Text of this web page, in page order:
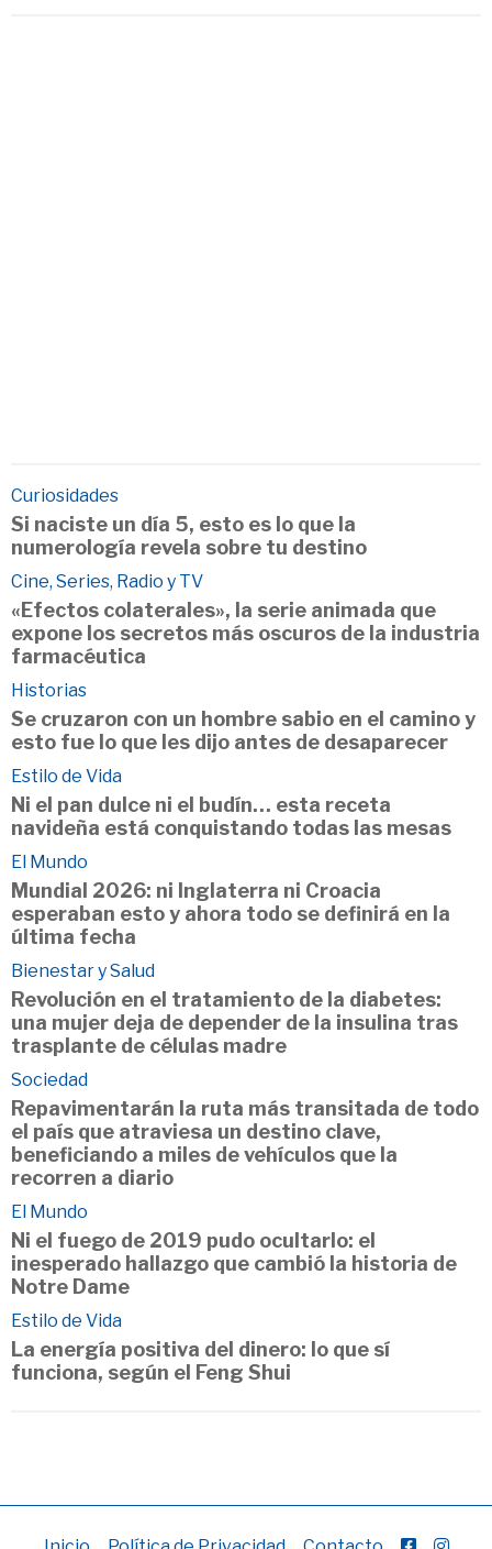
Curiosidades
Si naciste un día 5, esto es lo que la
numerología revela sobre tu destino
Cine, Series, Radio y TV
«Efectos colaterales», la serie animada que
expone los secretos más oscuros de la industria
farmacéutica
Historias
Se cruzaron con un hombre sabio en el camino y
esto fue lo que les dijo antes de desaparecer
Estilo de Vida
Ni el pan dulce ni el budín… esta receta
navideña está conquistando todas las mesas
El Mundo
Mundial 2026: ni Inglaterra ni Croacia
esperaban esto y ahora todo se definirá en la
última fecha
Bienestar y Salud
Revolución en el tratamiento de la diabetes:
una mujer deja de depender de la insulina tras
trasplante de células madre
Sociedad
Repavimentarán la ruta más transitada de todo
el país que atraviesa un destino clave,
beneficiando a miles de vehículos que la
recorren a diario
El Mundo
Ni el fuego de 2019 pudo ocultarlo: el
inesperado hallazgo que cambió la historia de
Notre Dame
Estilo de Vida
La energía positiva del dinero: lo que sí
funciona, según el Feng Shui